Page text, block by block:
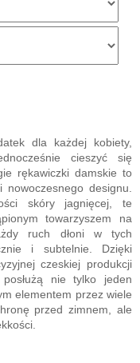
dla każdej kobiety,
cieszyć się
rękawiczki damskie to
nowoczesnego designu.
skóry jagnięcej, te
towarzyszem na
ruch dłoni w tych
i subtelnie. Dzięki
czeskiej produkcji
nie tylko jeden
elementem przez wiele
przed zimnem, ale